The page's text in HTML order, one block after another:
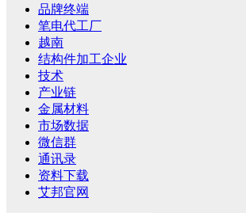
品牌终端
笔电代工厂
越南
结构件加工企业
技术
产业链
金属材料
市场数据
微信群
通讯录
资料下载
艾邦官网